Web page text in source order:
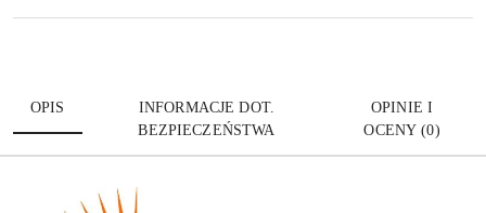
OPIS
INFORMACJE DOT.
BEZPIECZEŃSTWA
OPINIE I
OCENY (0)